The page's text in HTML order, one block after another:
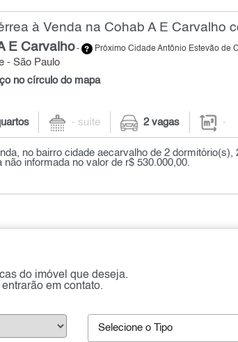
à Venda na Cohab A E Carvalho
E Carvalho- Próximo Cidade Antônio Estevão de
- São Paulo
no círculo do mapa
- suíte 2 vagas -
no bairro cidade aecarvalho de 2 dormitório(s),
não informada no valor de r$ 530.000,00.
do imóvel que deseja.
em contato.
Selecione o Tipo